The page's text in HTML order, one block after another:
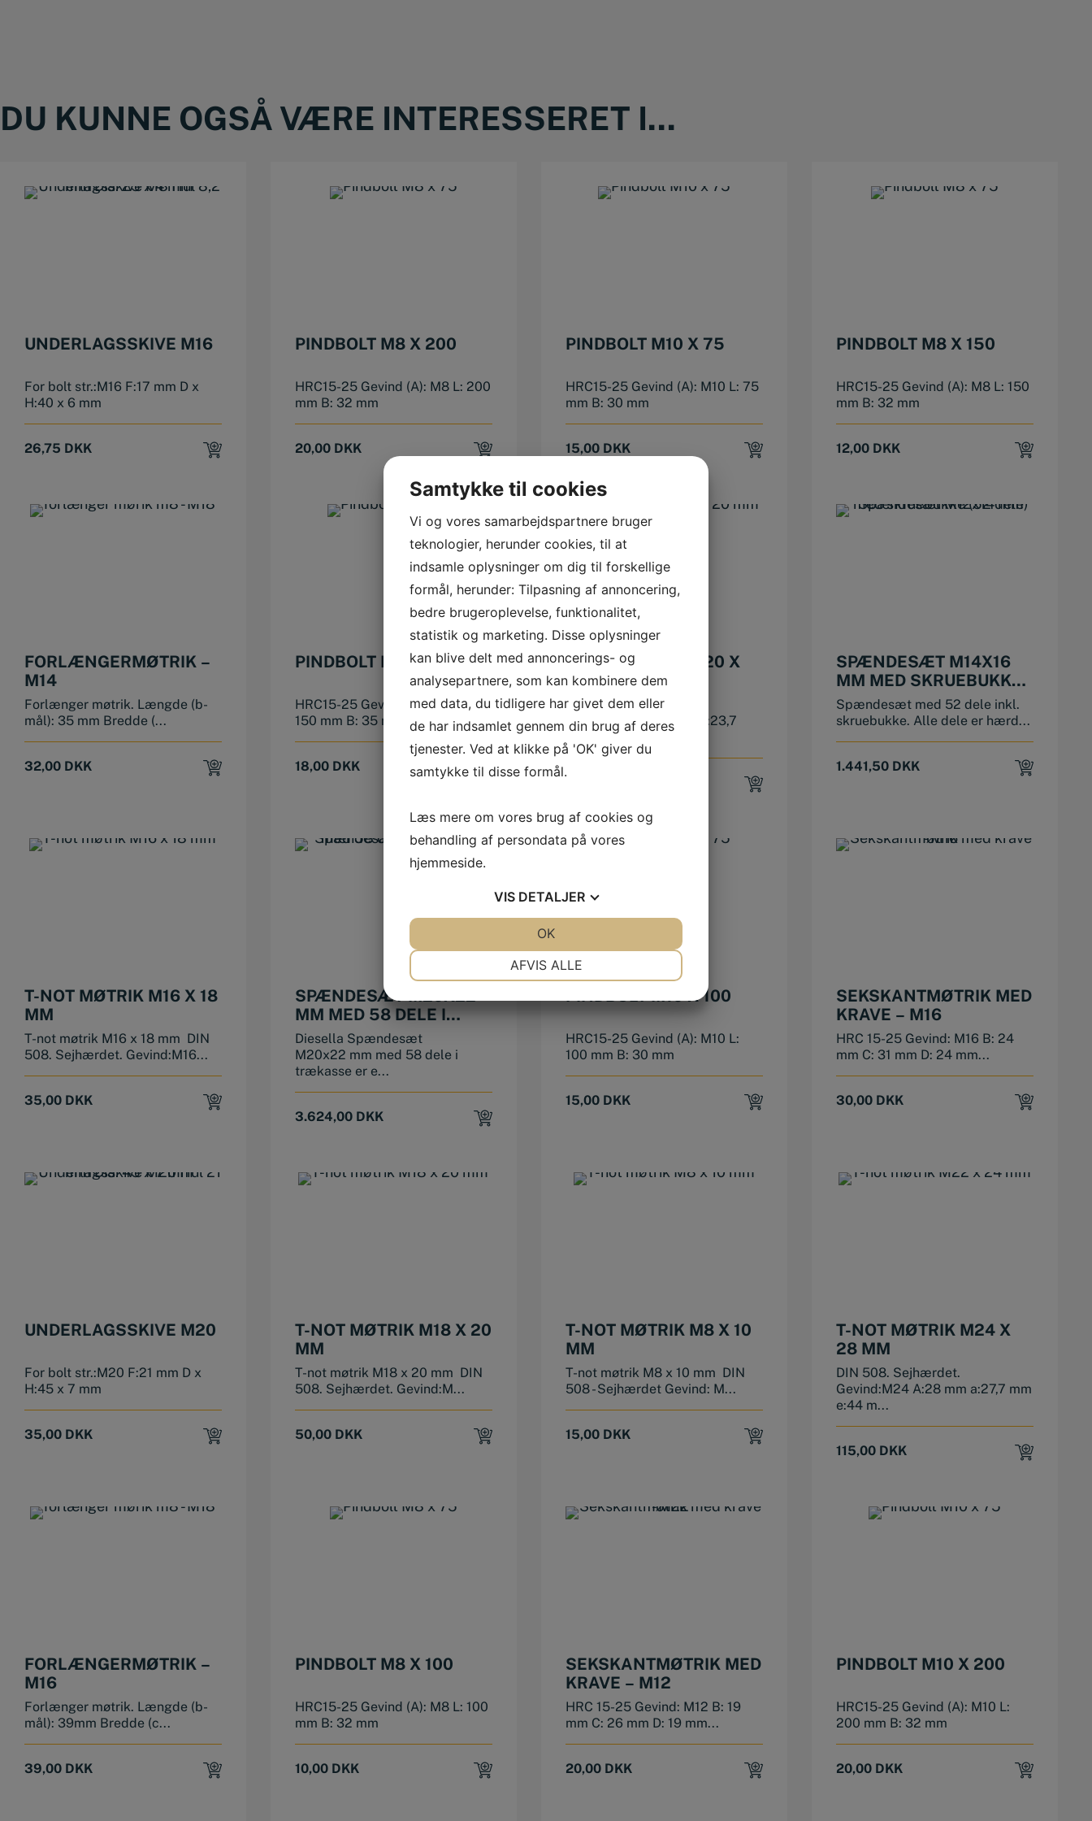
DU KUNNE OGSÅ VÆRE INTERESSERET I...
UNDERLAGSSKIVE M16
For bolt str.:M16 F:17 mm D x
H:40 x 6 mm
26,75 DKK
PINDBOLT M8 X 200
HRC15-25 Gevind (A): M8 L: 200
mm B: 32 mm
20,00 DKK
PINDBOLT M10 X 75
HRC15-25 Gevind (A): M10 L: 75
mm B: 30 mm
15,00 DKK
PINDBOLT M8 X 150
HRC15-25 Gevind (A): M8 L: 150
mm B: 32 mm
12,00 DKK
FORLÆNGERMØTRIK –
M14
Forlænger møtrik. Længde (b-
mål): 35 mm Bredde (...
32,00 DKK
PINDBOLT M12 X 150
HRC15-25 Gevind (A): M12 L:
150 mm B: 35 mm
18,00 DKK
T-NOT MØTRIK M20 X
24 MM
DIN 508. Sejhærdet.
Gevind:M20 A:24 mm a:23,7
mm e:40 m...
SPÆNDESÆT M14X16
MM MED SKRUEBUKKE
(52 DELE)
Spændesæt med 52 dele inkl.
skruebukke. Alle dele er hærd...
1.441,50 DKK
T-NOT MØTRIK M16 X 18
MM
T-not møtrik M16 x 18 mm DIN
508. Sejhærdet. Gevind:M16...
35,00 DKK
SPÆNDESÆT M20X22
MM MED 58 DELE I
TRÆKASSE
Diesella Spændesæt
M20x22 mm med 58 dele i
trækasse er e...
3.624,00 DKK
PINDBOLT M10 X 100
HRC15-25 Gevind (A): M10 L:
100 mm B: 30 mm
15,00 DKK
SEKSKANTMØTRIK MED
KRAVE – M16
HRC 15-25 Gevind: M16 B: 24
mm C: 31 mm D: 24 mm...
30,00 DKK
UNDERLAGSSKIVE M20
For bolt str.:M20 F:21 mm D x
H:45 x 7 mm
35,00 DKK
T-NOT MØTRIK M18 X 20
MM
T-not møtrik M18 x 20 mm DIN
508. Sejhærdet. Gevind:M...
50,00 DKK
T-NOT MØTRIK M8 X 10
MM
T-not møtrik M8 x 10 mm DIN
508 - Sejhærdet Gevind: M...
15,00 DKK
T-NOT MØTRIK M24 X
28 MM
DIN 508. Sejhærdet.
Gevind:M24 A:28 mm a:27,7 mm
e:44 m...
115,00 DKK
FORLÆNGERMØTRIK –
M16
Forlænger møtrik. Længde (b-
mål): 39mm Bredde (c...
39,00 DKK
PINDBOLT M8 X 100
HRC15-25 Gevind (A): M8 L: 100
mm B: 32 mm
10,00 DKK
SEKSKANTMØTRIK MED
KRAVE – M12
HRC 15-25 Gevind: M12 B: 19
mm C: 26 mm D: 19 mm...
20,00 DKK
PINDBOLT M10 X 200
HRC15-25 Gevind (A): M10 L:
200 mm B: 32 mm
20,00 DKK
Samtykke til cookies
Vi og vores samarbejdspartnere bruger
teknologier, herunder cookies, til at
indsamle oplysninger om dig til forskellige
formål, herunder: Tilpasning af annoncering,
bedre brugeroplevelse, funktionalitet,
statistik og marketing. Disse oplysninger
kan blive delt med annoncerings- og
analysepartnere, som kan kombinere dem
med data, du tidligere har givet dem eller
de har indsamlet gennem din brug af deres
tjenester. Ved at klikke på 'OK' giver du
samtykke til disse formål.
Læs mere om vores brug af cookies og
behandling af persondata på vores
hjemmeside.
VIS DETALJER
MARKETING
AFVIS ALLE
OK